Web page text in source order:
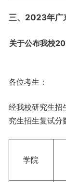
三、2023年广
关于公布我校
各位考生：
经我校研究生
究生招生复试分
学院